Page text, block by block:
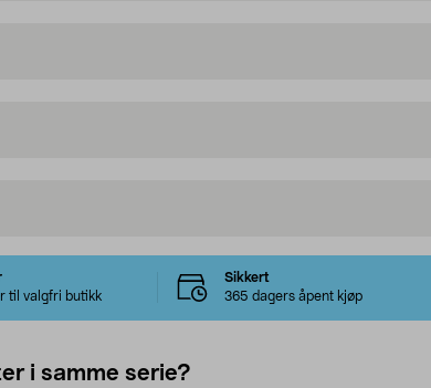
til valgfri butikk
Sikkert
365 dagers åpent kjøp
i samme serie?